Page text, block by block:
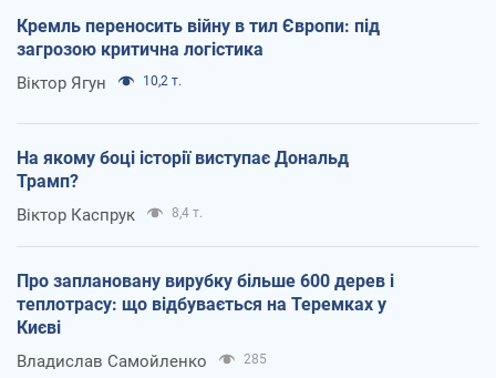
Кремль переносить війну в тил Європи: під
загрозою критична логістика
Віктор Ягун 10,2 т.
На якому боці історії виступає Дональд
Трамп?
Віктор Каспрук 8,4 т.
Про заплановану вирубку більше 600 дерев і
теплотрасу: що відбувається на Теремках у
Києві
Владислав Самойленко 285